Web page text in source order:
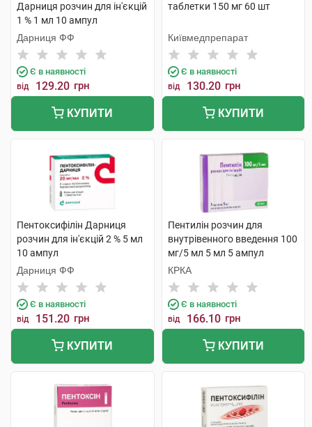
Дарниця розчин для ін'єкцій
1 % 1 мл 10 ампул
Дарниця ФФ
Є в наявності
від 129.20 грн
КУПИТИ
таблетки 150 мг 60 шт
Київмедпрепарат
Є в наявності
від 130.20 грн
КУПИТИ
Пентоксифілін Дарниця
розчин для ін'єкцій 2 % 5 мл
10 ампул
Дарниця ФФ
Є в наявності
від 151.20 грн
КУПИТИ
Пентилін розчин для
внутрівенного введення 100
мг/5 мл 5 мл 5 ампул
КРКА
Є в наявності
від 166.10 грн
КУПИТИ